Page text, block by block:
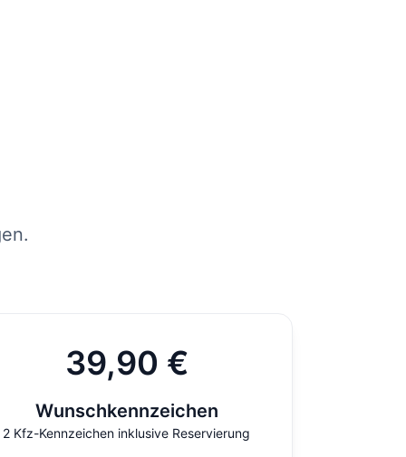
39,90 €
Wunschkennzeichen
2 Kfz-Kennzeichen inklusive Reservierung